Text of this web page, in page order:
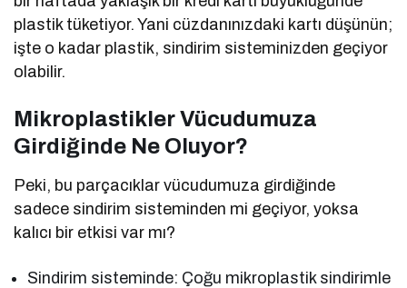
plastik tüketiyor. Yani cüzdanınızdaki kartı düşünün;
işte o kadar plastik, sindirim sisteminizden geçiyor
olabilir.
Mikroplastikler Vücudumuza
Girdiğinde Ne Oluyor?
Peki, bu parçacıklar vücudumuza girdiğinde
sadece sindirim sisteminden mi geçiyor, yoksa
kalıcı bir etkisi var mı?
Sindirim sisteminde: Çoğu mikroplastik sindirimle